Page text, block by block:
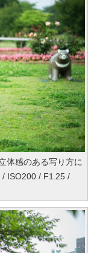
体感のある写り方に
/ ISO200 / F1.25 /